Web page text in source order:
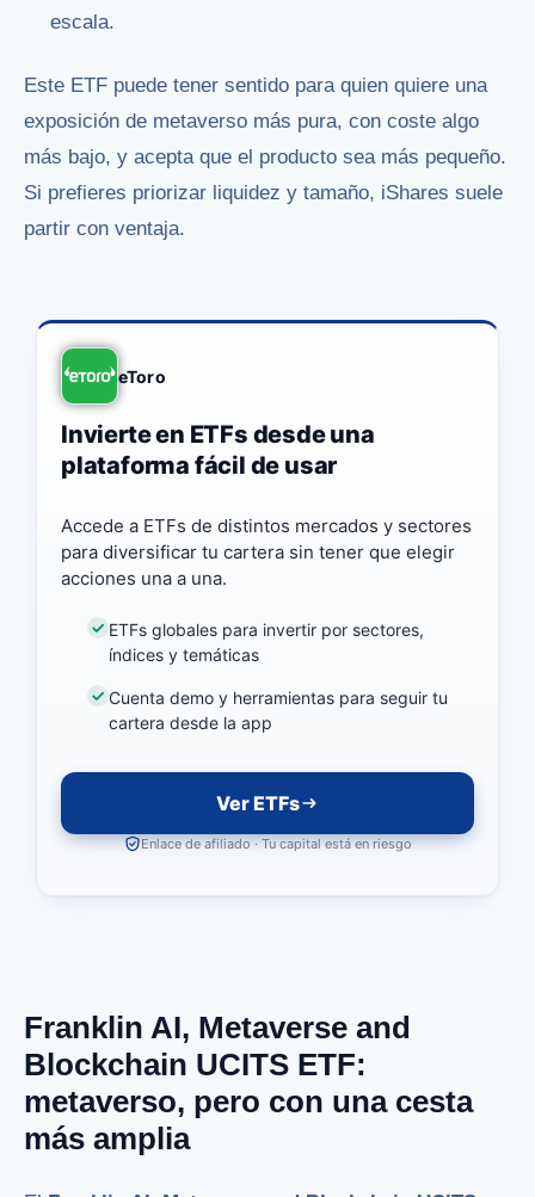
escala.
Este ETF puede tener sentido para quien quiere una
exposición de metaverso más pura, con coste algo
más bajo, y acepta que el producto sea más pequeño.
Si prefieres priorizar liquidez y tamaño, iShares suele
partir con ventaja.
eToro
Invierte en ETFs desde una
plataforma fácil de usar
Accede a ETFs de distintos mercados y sectores
para diversificar tu cartera sin tener que elegir
acciones una a una.
ETFs globales para invertir por sectores,
índices y temáticas
Cuenta demo y herramientas para seguir tu
cartera desde la app
Ver ETFs
Enlace de afiliado · Tu capital está en riesgo
Franklin AI, Metaverse and
Blockchain UCITS ETF:
metaverso, pero con una cesta
más amplia